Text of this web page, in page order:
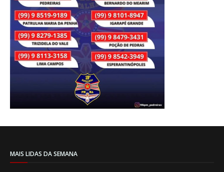
MAIS LIDAS DA SEMANA